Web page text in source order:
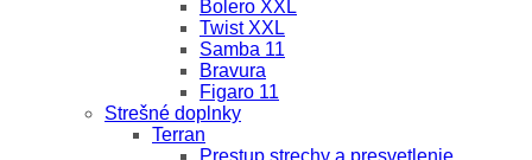
Bolero XXL
Twist XXL
Samba 11
Bravura
Figaro 11
Strešné doplnky
Terran
Prestup strechy a presvetlenie